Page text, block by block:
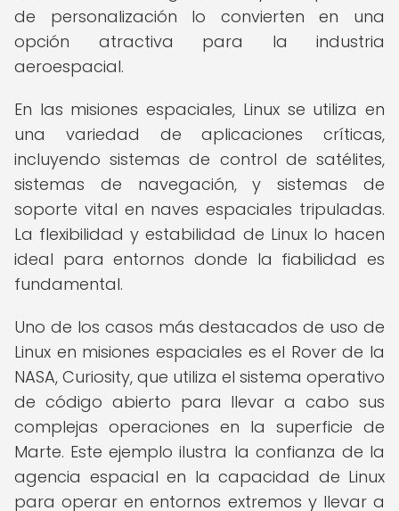
de personalización lo convierten en una
opción atractiva para la industria
aeroespacial.
En las misiones espaciales, Linux se utiliza en
una variedad de aplicaciones críticas,
incluyendo sistemas de control de satélites,
sistemas de navegación, y sistemas de
soporte vital en naves espaciales tripuladas.
La flexibilidad y estabilidad de Linux lo hacen
ideal para entornos donde la fiabilidad es
fundamental.
Uno de los casos más destacados de uso de
Linux en misiones espaciales es el Rover de la
NASA, Curiosity, que utiliza el sistema operativo
de código abierto para llevar a cabo sus
complejas operaciones en la superficie de
Marte. Este ejemplo ilustra la confianza de la
agencia espacial en la capacidad de Linux
para operar en entornos extremos y llevar a